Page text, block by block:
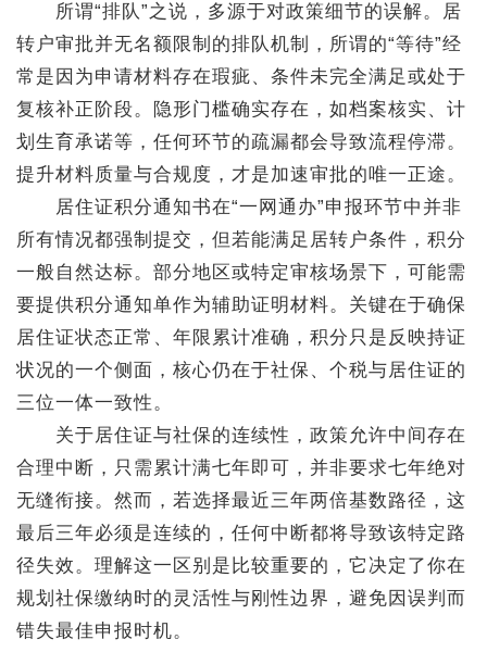
所谓“排队”之说，多源于对政策细节的误解。居
转户审批并无名额限制的排队机制，所谓的“等待”经
常是因为申请材料存在瑕疵、条件未完全满足或处于
复核补正阶段。隐形门槛确实存在，如档案核实、计
划生育承诺等，任何环节的疏漏都会导致流程停滞。
提升材料质量与合规度，才是加速审批的唯一正途。
居住证积分通知书在“一网通办”申报环节中并非
所有情况都强制提交，但若能满足居转户条件，积分
一般自然达标。部分地区或特定审核场景下，可能需
要提供积分通知单作为辅助证明材料。关键在于确保
居住证状态正常、年限累计准确，积分只是反映持证
状况的一个侧面，核心仍在于社保、个税与居住证的
三位一体一致性。
关于居住证与社保的连续性，政策允许中间存在
合理中断，只需累计满七年即可，并非要求七年绝对
无缝衔接。然而，若选择最近三年两倍基数路径，这
最后三年必须是连续的，任何中断都将导致该特定路
径失效。理解这一区别是比较重要的，它决定了你在
规划社保缴纳时的灵活性与刚性边界，避免因误判而
错失最佳申报时机。